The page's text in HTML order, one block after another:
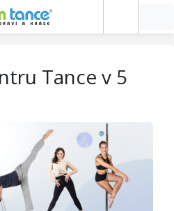
Tance v 5